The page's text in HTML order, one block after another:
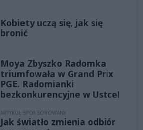
Kobiety uczą się, jak się
bronić
Moya Zbyszko Radomka
triumfowała w Grand Prix
PGE. Radomianki
bezkonkurencyjne w Ustce!
ARTYKUŁ SPONSOROWANY
Jak światło zmienia odbiór